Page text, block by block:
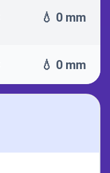
💧 0 mm
💧 0 mm